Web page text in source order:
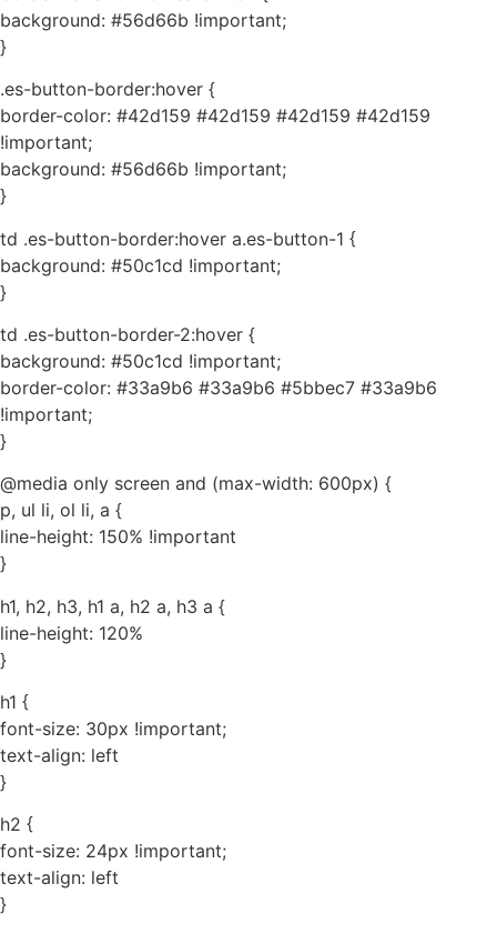
background: #56d66b !important;
}
.es-button-border:hover {
border-color: #42d159 #42d159 #42d159 #42d159
!important;
background: #56d66b !important;
}
td .es-button-border:hover a.es-button-1 {
background: #50c1cd !important;
}
td .es-button-border-2:hover {
background: #50c1cd !important;
border-color: #33a9b6 #33a9b6 #5bbec7 #33a9b6
!important;
}
@media only screen and (max-width: 600px) {
p, ul li, ol li, a {
line-height: 150% !important
}
h1, h2, h3, h1 a, h2 a, h3 a {
line-height: 120%
}
h1 {
font-size: 30px !important;
text-align: left
}
h2 {
font-size: 24px !important;
text-align: left
}